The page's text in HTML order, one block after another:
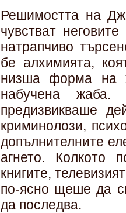
Решимостта на
чувстват
натрапчиво
бе алхимията,
низша форма на
набучена жаба.
предизвикваше
криминолози,
допълнителните
агнето. Колкото
книгите,
по-ясно щеше да
да последва.